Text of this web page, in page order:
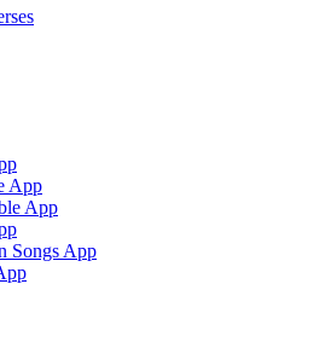
App
App
Songs App